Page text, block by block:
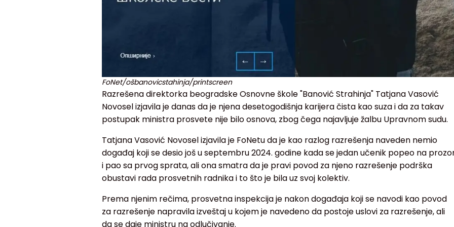
FoNet/ošbanovicstahinja/printscreen
Razrešena direktorka beogradske Osnovne škole "Banović Strahinja" Tatjana Vasović
Novosel izjavila je danas da je njena desetogodišnja karijera čista kao suza i da za takav
postupak ministra prosvete nije bilo osnova, zbog čega najavljuje žalbu Upravnom sudu.
Tatjana Vasović Novosel izjavila je FoNetu da je kao razlog razrešenja naveden nemio
događaj koji se desio još u septembru 2024. godine kada se jedan učenik popeo na
i pao sa prvog sprata, ali ona smatra da je pravi povod za njeno razrešenje podrška
obustavi rada prosvetnih radnika i to što je bila uz svoj kolektiv.
Prema njenim rečima, prosvetna inspekcija je nakon događaja koji se navodi kao povod
za razrešenje napravila izveštaj u kojem je navedeno da postoje uslovi za razrešenje, ali
da se daje ministru na odlučivanje.